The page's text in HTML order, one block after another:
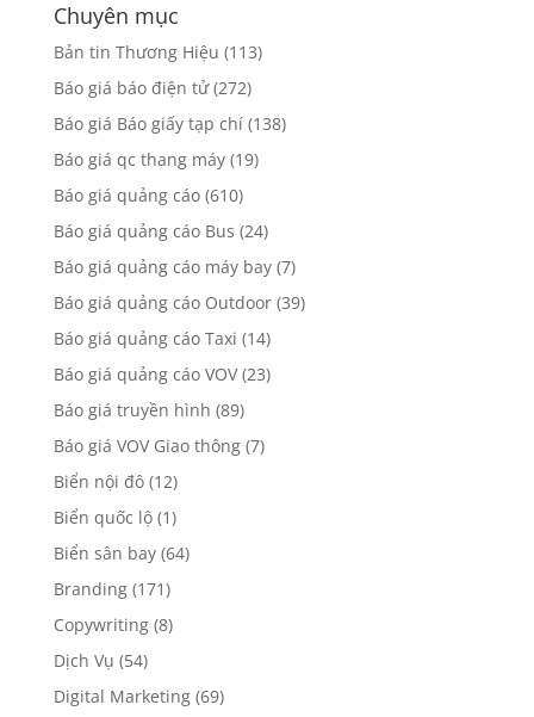
Chuyên mục
Bản tin Thương Hiệu (113)
Báo giá báo điện tử(272)
Báo giá Báo giấy tạp chí(138)
Báo giá qc thang máy(19)
Báo giá quảng cáo(610)
Báo giá quảng cáo Bus (24)
Báo giá quảng cáo máy bay(7)
Báo giá quảng cáo Outdoor(39)
Báo giá quảng cáo Taxi (14)
Báo giá quảng cáo VOV(23)
Báo giá truyền hình (89)
Báo giá VOV Giao thông(7)
Biển nội đô(12)
Biển quốc lộ(1)
Biển sân bay(64)
Branding(171)
Copywriting(8)
Dịch Vụ (54)
Digital Marketing(69)